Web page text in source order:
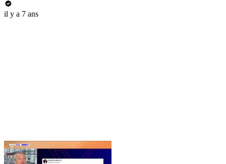
il y a 7 ans